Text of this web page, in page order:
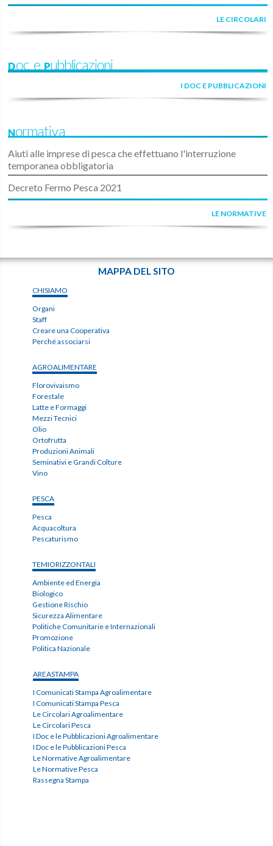
LE CIRCOLARI
Doc e Pubblicazioni
I DOC E PUBBLICAZIONI
Normativa
Aiuti alle imprese di pesca che effettuano l'interruzione
temporanea obbligatoria
Decreto Fermo Pesca 2021
LE NORMATIVE
MAPPA DEL SITO
CHISIAMO
Organi
Staff
Creare una Cooperativa
Perché associarsi
AGROALIMENTARE
Florovivaismo
Forestale
Latte e Formaggi
Mezzi Tecnici
Olio
Ortofrutta
Produzioni Animali
Seminativi e Grandi Colture
Vino
PESCA
Pesca
Acquacoltura
Pescaturismo
TEMIORIZZONTALI
Ambiente ed Energia
Biologico
Gestione Rischio
Sicurezza Alimentare
Politiche Comunitarie e Internazionali
Promozione
Politica Nazionale
AREASTAMPA
I Comunicati Stampa Agroalimentare
I Comunicati Stampa Pesca
Le Circolari Agroalimentare
Le Circolari Pesca
I Doc e le Pubblicazioni Agroalimentare
I Doc e le Pubblicazioni Pesca
Le Normative Agroalimentare
Le Normative Pesca
Rassegna Stampa